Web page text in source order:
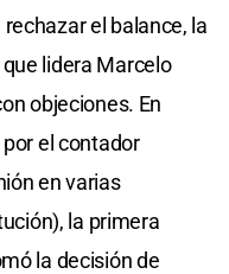
el balance, la
lidera Marcelo
objeciones. En
el contador
en varias
la primera
la decisión de